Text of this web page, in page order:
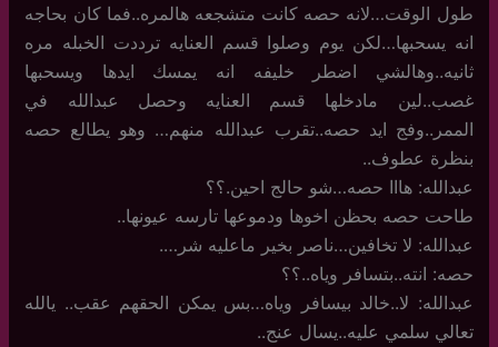
طول الوقت…لانه حصه كانت متشجعه هالمره..فما كان بحاجه
انه يسحبها…لكن يوم وصلوا قسم العنايه ترددت الخبله مره
ثانيه..وهالشي اضطر خليفه انه يمسك ايدها ويسحبها
غصب..لين مادخلها قسم العنايه وحصل عبدالله في
الممر..وفج ايد حصه..تقرب عبدالله منهم… وهو يطالع حصه
بنظرة عطوف..
عبدالله: هااا حصه…شو حالج احين.؟؟
طاحت حصه بحظن اخوها ودموعها تارسه عيونها..
عبدالله: لا تخافين…ناصر بخير ماعليه شر….
حصه: انته..بتسافر وياه..؟؟
عبدالله: لا..خالد بيسافر وياه…بس يمكن الحقهم عقب.. يالله
تعالي سلمي عليه..يسال عنج..